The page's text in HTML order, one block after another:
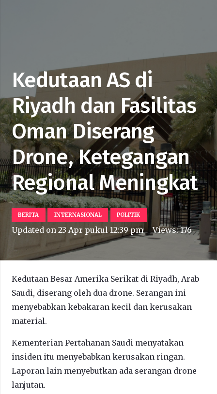
Kedutaan AS di
Riyadh dan Fasilitas
Oman Diserang
Drone, Ketegangan
Regional Meningkat
BERITA INTERNASIONAL POLITIK
Updated on 23 Apr pukul 12:39 pm Views:176
Kedutaan Besar Amerika Serikat di Riyadh, Arab
Saudi, diserang oleh dua drone. Serangan ini
menyebabkan kebakaran kecil dan kerusakan
material.
Kementerian Pertahanan Saudi menyatakan
insiden itu menyebabkan kerusakan ringan.
Laporan lain menyebutkan ada serangan drone
lanjutan.